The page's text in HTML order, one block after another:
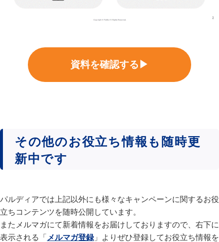
資料を確認する▶
その他のお役立ち情報も随時更
新中です
パルディアでは上記以外にも様々なキャンペーンに関するお役
立ちコンテンツを随時公開しています。
またメルマガにて新着情報をお届けしておりますので、右下に
表示される「 メルマガ登録 」よりぜひ登録してお役立ち情報を